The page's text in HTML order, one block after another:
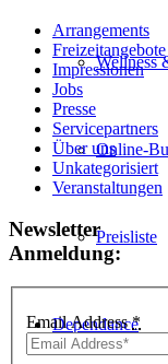
Wellness
Online-
Preisliste
Dependance
Arrangements
Freizeitangebote
Impressionen
Jobs
Presse
Servicepartners
Über uns
Unkategorisiert
Veranstaltungen
Newsletter
Anmeldung:
Email Address*